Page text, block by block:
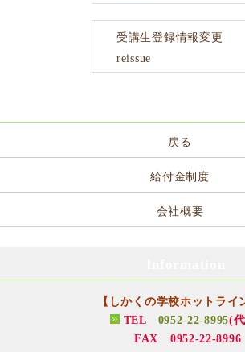
受講生登録情報変更
reissue
戻る
給付金制度
会社概要
【しかくの学校ホットライ
TEL 0952-22-8995(
FAX 0952-22-8996